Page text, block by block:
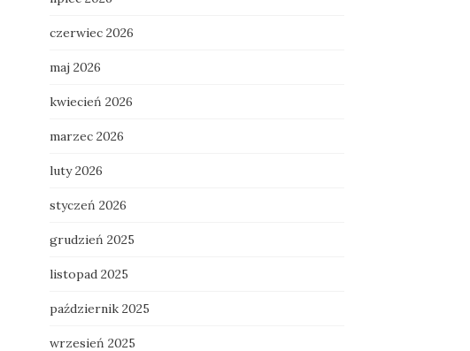
czerwiec 2026
maj 2026
kwiecień 2026
marzec 2026
luty 2026
styczeń 2026
grudzień 2025
listopad 2025
październik 2025
wrzesień 2025